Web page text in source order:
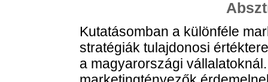
Kutatásomban a különféle
stratégiák tulajdonosi
a magyarországi